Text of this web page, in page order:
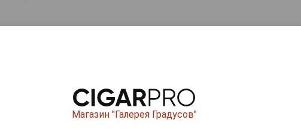
Магазин "Галерея Градусов"